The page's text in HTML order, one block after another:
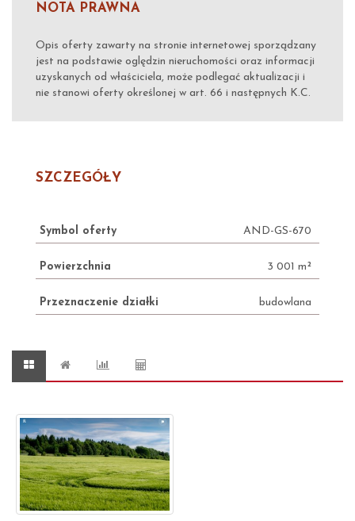
NOTA PRAWNA
Opis oferty zawarty na stronie internetowej sporządzany
jest na podstawie oględzin nieruchomości oraz informacji
uzyskanych od właściciela, może podlegać aktualizacji i
nie stanowi oferty określonej w art. 66 i następnych K.C.
SZCZEGÓŁY
Symbol oferty AND-GS-670
Powierzchnia 3 001 m²
Przeznaczenie działki budowlana